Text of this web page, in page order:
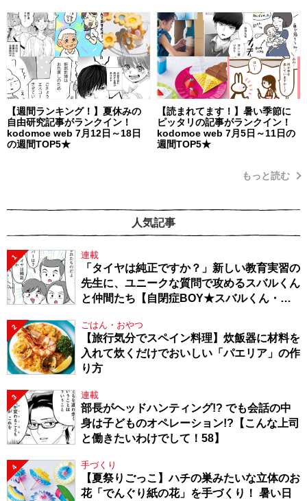
【週間ランキング！】夏休みの
自由研究記事がランクイン！
kodomoe web 7月12日～18日
の週間TOP5★
【読まれてます！】暑い季節に
ピッタリの記事がランクイン！
kodomoe web 7月5日～11日の
週間TOP5★
もっと読む
人気記事
1 連載
「タイヤは純正ですか？」新しい教育実習の
先生に、ユニークな質問で攻めるスバルくん
と仲間たち【自閉症BOY★スバルくん・
2 ごはん・おやつ
【旅行気分でスペイン料理】炊飯器に材料を
入れて炊くだけでおいしい「パエリア」の作
り方
3 連載
部長がヘッドハンティング!? でも会話の中
身は子どものオペレーション!?【こんな上司
と働きたいわけでして！58】
4 手づくり
【夏祭りごっこ】ハチの巣みたいな立体のお
花「でんぐり紙の花」を手づくり！ 暑い日